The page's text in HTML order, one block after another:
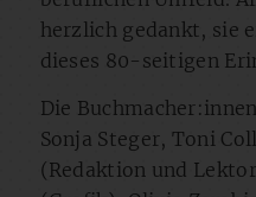
herzlich gedankt, sie
dieses 80-seitigen
Die
Sonja Steger, Toni
(Redaktion und